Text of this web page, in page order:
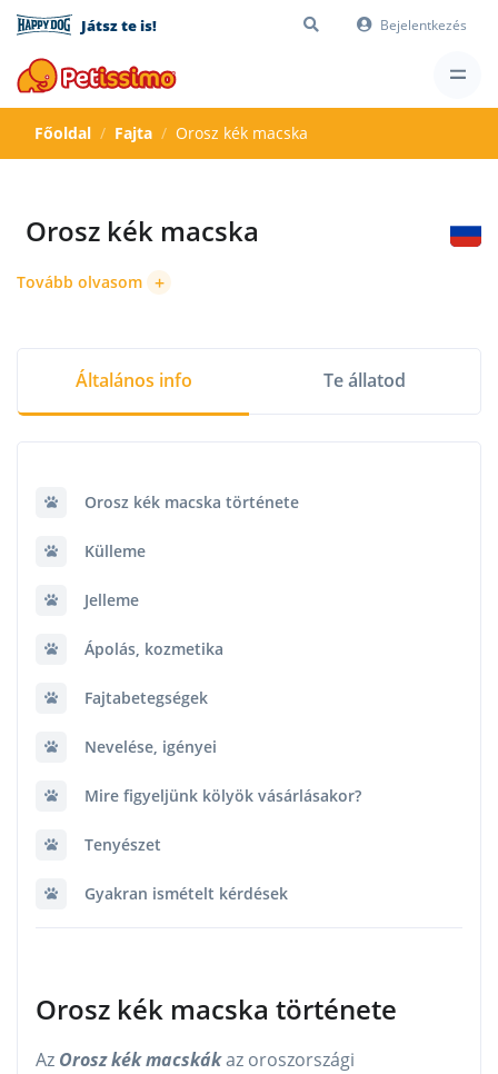
Játsz te is! Bejelentkezés
Főoldal Fajta Orosz kék macska
Orosz kék macska
Tovább olvasom +
Általános info Te állatod
Orosz kék macska története
Külleme
Jelleme
Ápolás, kozmetika
Fajtabetegségek
Nevelése, igényei
Mire figyeljünk kölyök vásárlásakor?
Tenyészet
Gyakran ismételt kérdések
Orosz kék macska története
Az Orosz kék macskákaz oroszországi